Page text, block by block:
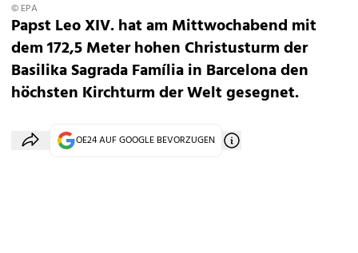
© EPA
Papst Leo XIV. hat am Mittwochabend mit
dem 172,5 Meter hohen Christusturm der
Basilika Sagrada Família in Barcelona den
höchsten Kirchturm der Welt gesegnet.
OE24 AUF GOOGLE BEVORZUGEN